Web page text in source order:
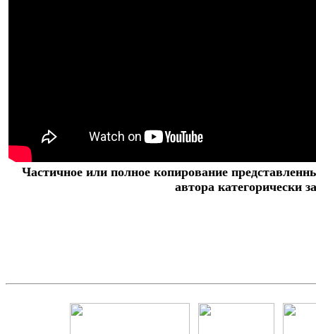
Частичное или полное копирование
автора категорически